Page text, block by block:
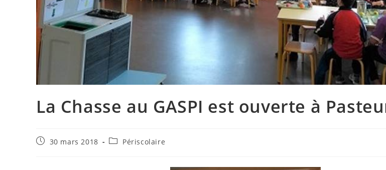
La Chasse au GASPI est ouverte à
Publication
30 mars 2018
PostPériscolaire